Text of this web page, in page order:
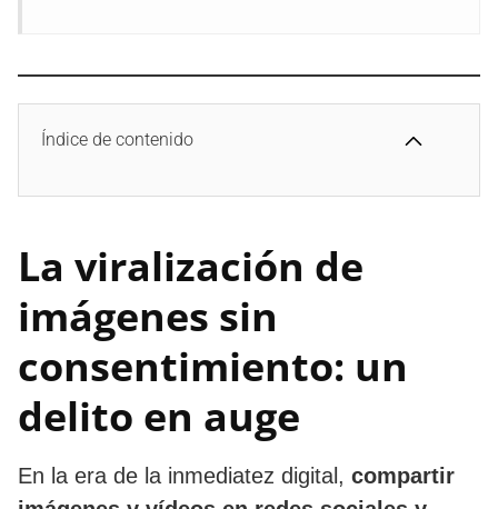
Índice de contenido
La viralización de
imágenes sin
consentimiento: un
delito en auge
En la era de la inmediatez digital, compartir